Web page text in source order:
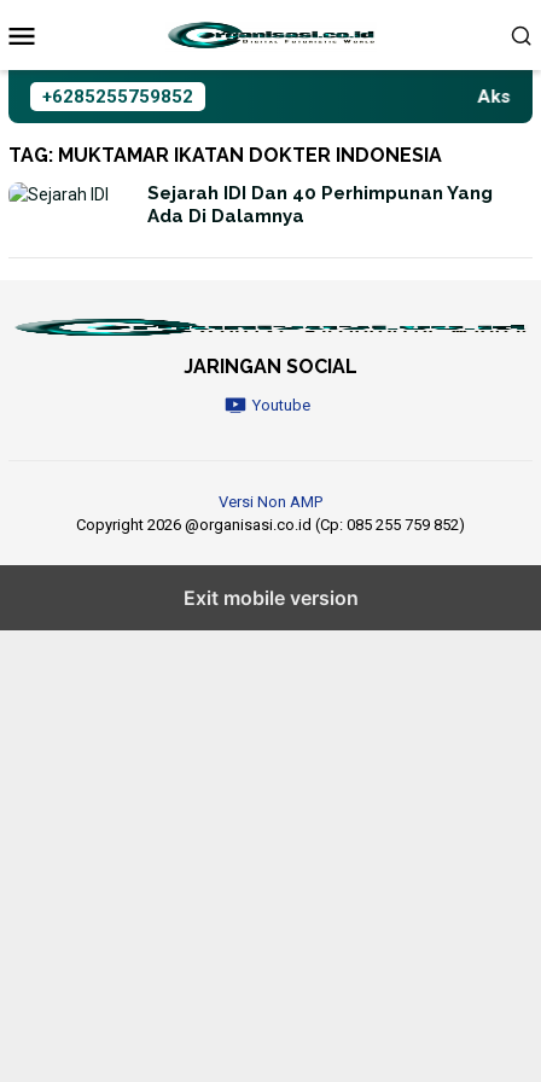
ke
+6285255759852
TAG: MUKTAMAR IKATAN DOKTER INDONESIA
Sejarah IDI Dan 40 Perhimpunan Yang
Ada Di Dalamnya
JARINGAN SOCIAL
Youtube
Versi Non AMP
Copyright 2026 @organisasi.co.id (Cp: 085 255 759 852)
Exit mobile version